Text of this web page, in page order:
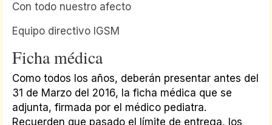
Con todo nuestro afecto
Equipo directivo IGSM
Ficha médica
Como todos los años, deberán presentar antes del
31 de Marzo del 2016, la ficha médica que se
adjunta, firmada por el médico pediatra.
Recuerden que pasado el límite de entrega, los